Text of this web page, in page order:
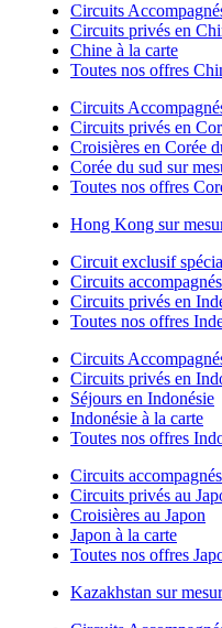
Circuits
Circuits privés en
Chine à la carte
Toutes nos offres
Circuits
Circuits privés en
Croisières en Corée
Corée du sud sur
Toutes nos offres
Hong Kong sur
Circuit exclusif
Circuits
Circuits privés en
Toutes nos offres
Circuits
Circuits privés en
Séjours en Indonésie
Indonésie à la carte
Toutes nos offres
Circuits
Circuits privés au
Croisières au Japon
Japon à la carte
Toutes nos offres
Kazakhstan sur